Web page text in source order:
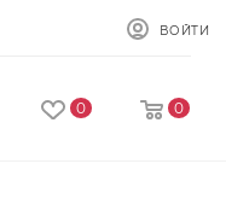
ВОЙТИ
0 0